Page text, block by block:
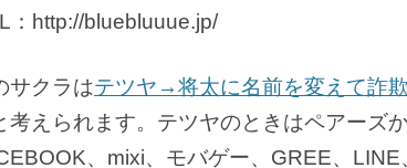
：http://bluebluuue.jp/
サクラはテツヤ→将太に名前を変えて詐
考えられます。テツヤのときはペアーズ
、mixi、モバゲー、GREE、